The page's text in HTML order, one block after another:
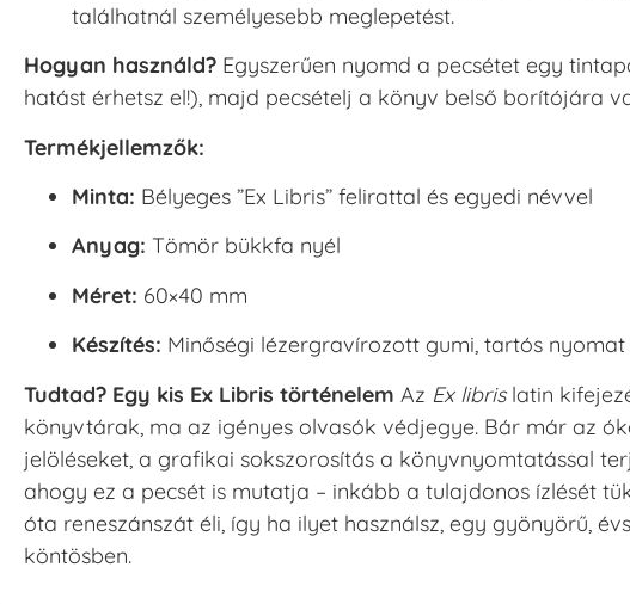
találhatnál személyesebb meglepetést.
Hogyan használd? Egyszerűen nyomd a pecsétet egy
hatást érhetsz el!), majd pecsételj a könyv belső borítójára
Termékjellemzők:
Minta: Bélyeges ”Ex Libris” felirattal és egyedi névvel
Anyag: Tömör bükkfa nyél
Méret: 60×40 mm
Készítés: Minőségi lézergravírozott gumi, tartós nyomat
Tudtad? Egy kis Ex Libris történelem Az Ex librislatin
könyvtárak, ma az igényes olvasók védjegye. Bár már az
jelöléseket, a grafikai sokszorosítás a könyvnyomtatással
ahogy ez a pecsét is mutatja – inkább a tulajdonos ízlését
óta reneszánszát éli, így ha ilyet használsz, egy gyönyörű,
köntösben.